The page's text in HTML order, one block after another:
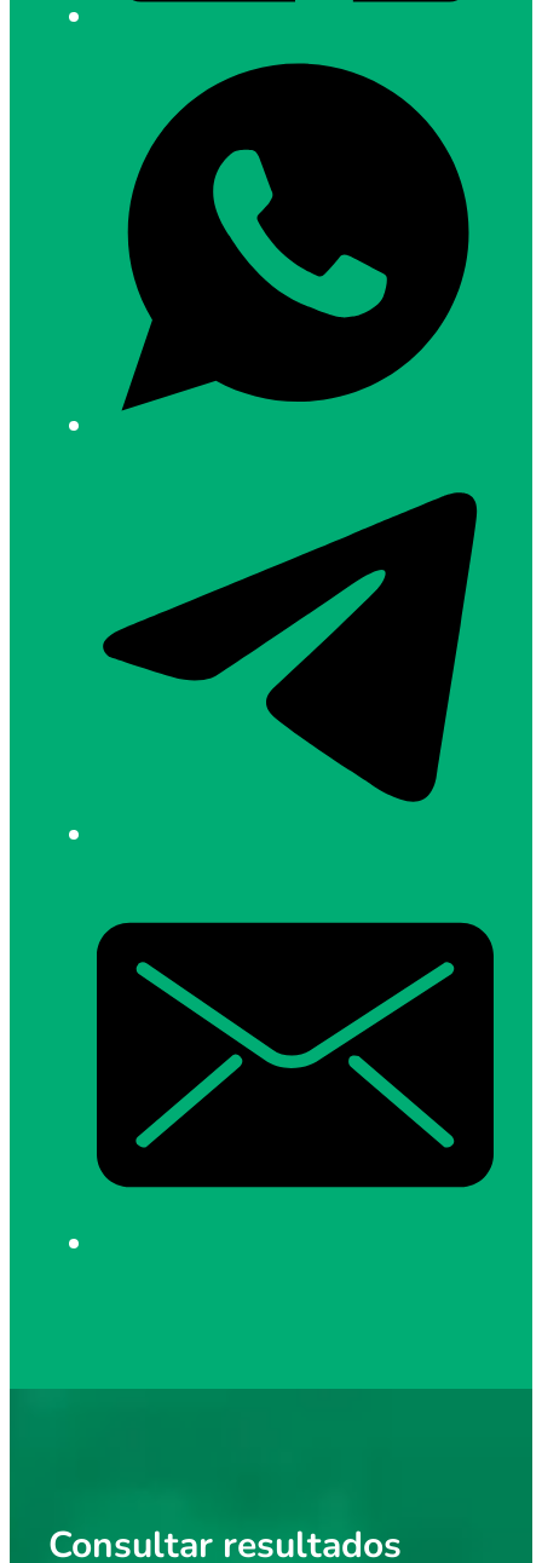
Consultar resultados